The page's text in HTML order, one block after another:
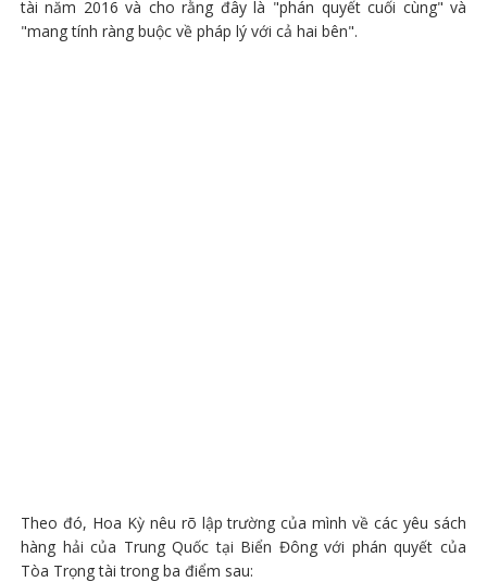
tài năm 2016 và cho rằng đây là "phán quyết cuối cùng" và
"mang tính ràng buộc về pháp lý với cả hai bên".
Theo đó, Hoa Kỳ nêu rõ lập trường của mình về các yêu sách
hàng hải của Trung Quốc tại Biển Đông với phán quyết của
Tòa Trọng tài trong ba điểm sau: